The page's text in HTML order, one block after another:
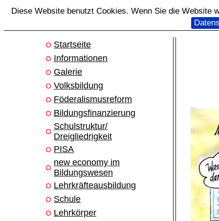
Diese Website benutzt Cookies. Wenn Sie die Website
Startseite
Informationen
Galerie
Volksbildung
Föderalismusreform
Bildungsfinanzierung
Schulstruktur/
Dreigliedrigkeit
PISA
new economy im
Bildungswesen
Lehrkräfteausbildung
Schule
Lehrkörper